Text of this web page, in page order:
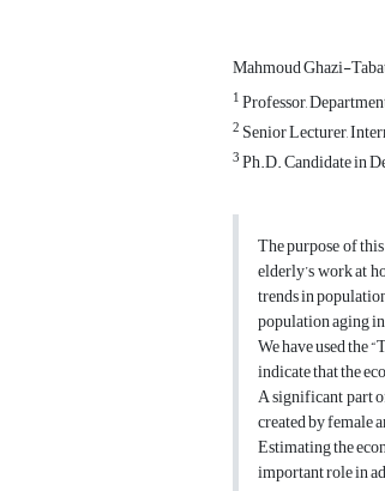
Mahmoud Ghazi-
1Professor,
2 Senior Lecturer,
3Ph.D. Candidate in
The purpose of
elderly’s work at
trends in
population aging
We have used the
indicate that the
A significant part
created by female
Estimating the
important role in